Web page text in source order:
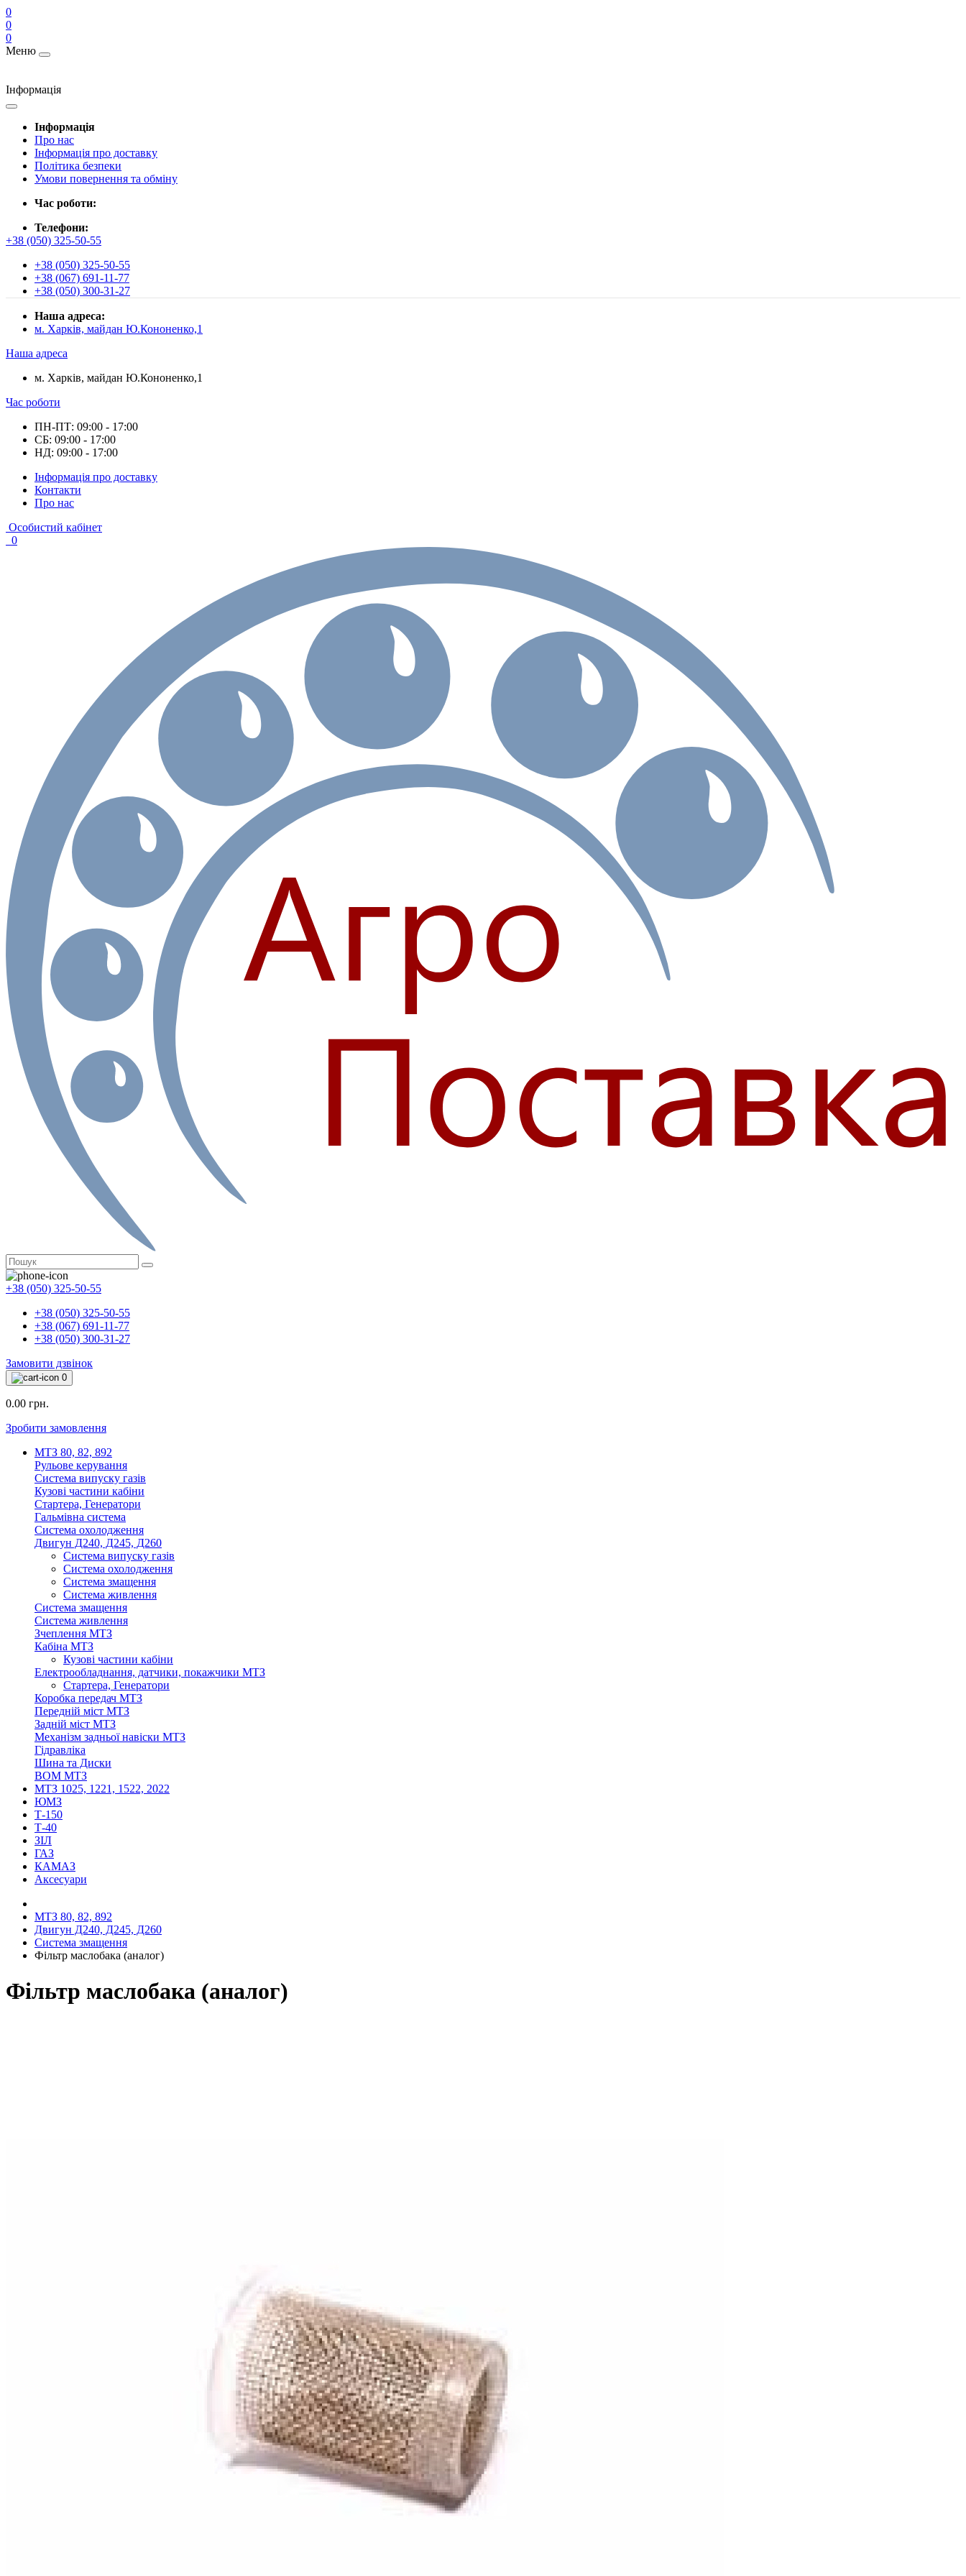
0
0
0
Меню
Інформація
Інформація
Про нас
Інформація про доставку
Політика безпеки
Умови повернення та обміну
Час роботи:
Телефони:
+38 (050) 325-50-55
+38 (050) 325-50-55
+38 (067) 691-11-77
+38 (050) 300-31-27
Наша адреса:
м. Харків, майдан Ю.Кононенко,1
Наша адреса
м. Харків, майдан Ю.Кононенко,1
Час роботи
ПН-ПТ: 09:00 - 17:00
СБ: 09:00 - 17:00
НД: 09:00 - 17:00
Інформація про доставку
Контакти
Про нас
Особистий кабінет
0
+38 (050) 325-50-55
+38 (050) 325-50-55
+38 (067) 691-11-77
+38 (050) 300-31-27
Замовити дзвінок
0
0.00 грн.
Зробити замовлення
МТЗ 80, 82, 892
Рульове керування
Система випуску газів
Кузові частини кабіни
Стартера, Генератори
Гальмівна система
Система охолодження
Двигун Д240, Д245, Д260
Система випуску газів
Система охолодження
Система змащення
Система живлення
Система змащення
Система живлення
Зчеплення МТЗ
Кабіна МТЗ
Кузові частини кабіни
Електрообладнання, датчики, покажчики МТЗ
Стартера, Генератори
Коробка передач МТЗ
Передній міст МТЗ
Задній міст МТЗ
Механізм задньої навіски МТЗ
Гідравліка
Шина та Диски
ВОМ МТЗ
МТЗ 1025, 1221, 1522, 2022
ЮМЗ
Т-150
Т-40
ЗІЛ
ГАЗ
КАМАЗ
Аксесуари
МТЗ 80, 82, 892
Двигун Д240, Д245, Д260
Система змащення
Фільтр маслобака (аналог)
Фільтр маслобака (аналог)